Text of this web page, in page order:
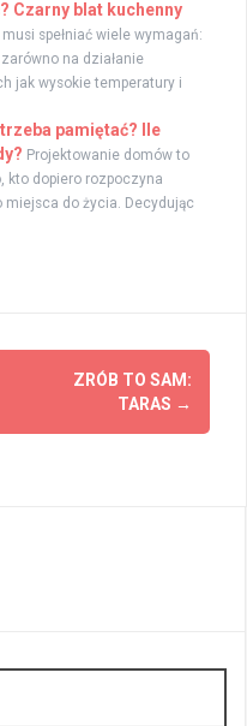
Czarny blat kuchenny
spełniać wiele wymagań:
na działanie
jak wysokie temperatury i
pamiętać? Ile
Projektowanie domów to
kto dopiero rozpoczyna
miejsca do życia. Decydując
ZRÓB TO SAM:
TARAS →